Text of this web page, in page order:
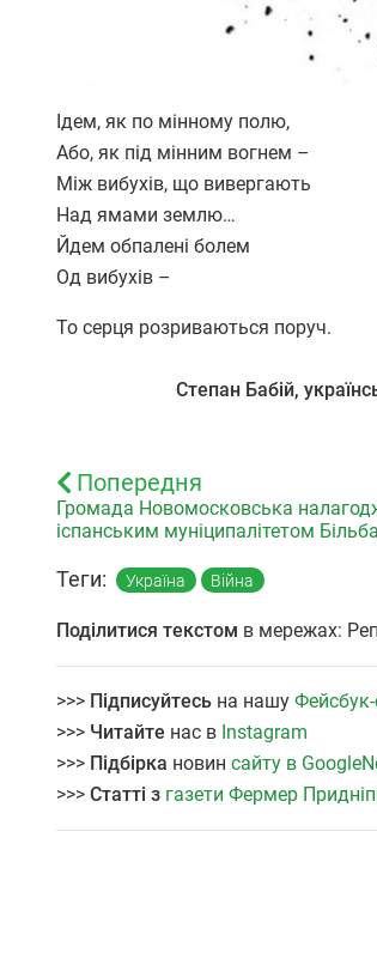
Ідем, як по мінному полю,
Або, як під мінним вогнем –
Між вибухів, що вивергають
Над ямами землю…
Йдем обпалені болем
Од вибухів –
То серця розриваються поруч.
Степан Бабій,
Попередня
Громада Новомосковська
іспанським муніципалітетом
Теги: Україна Війна
Поділитися текстом в мережах:
>>> Підписуйтесь на нашу Фейсбук-
>>> Читайте нас в Instagram
>>> Підбірка новин сайту в
>>> Статті з газети Фермер